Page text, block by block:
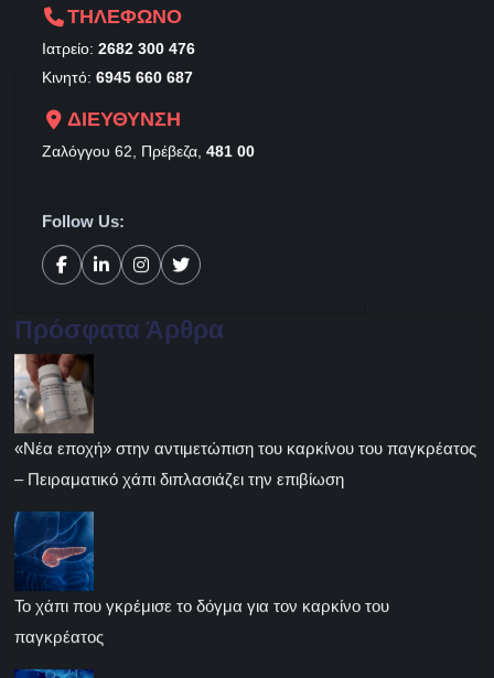
ΤΗΛΕΦΩΝΟ
Ιατρείο: 2682 300 476
Κινητό: 6945 660 687
ΔΙΕΥΘΥΝΣΗ
Ζαλόγγου 62, Πρέβεζα, 481 00
Follow Us:
Πρόσφατα Άρθρα
«Νέα εποχή» στην αντιμετώπιση του καρκίνου του παγκρέατος
– Πειραματικό χάπι διπλασιάζει την επιβίωση
Το χάπι που γκρέμισε το δόγμα για τον καρκίνο του
παγκρέατος